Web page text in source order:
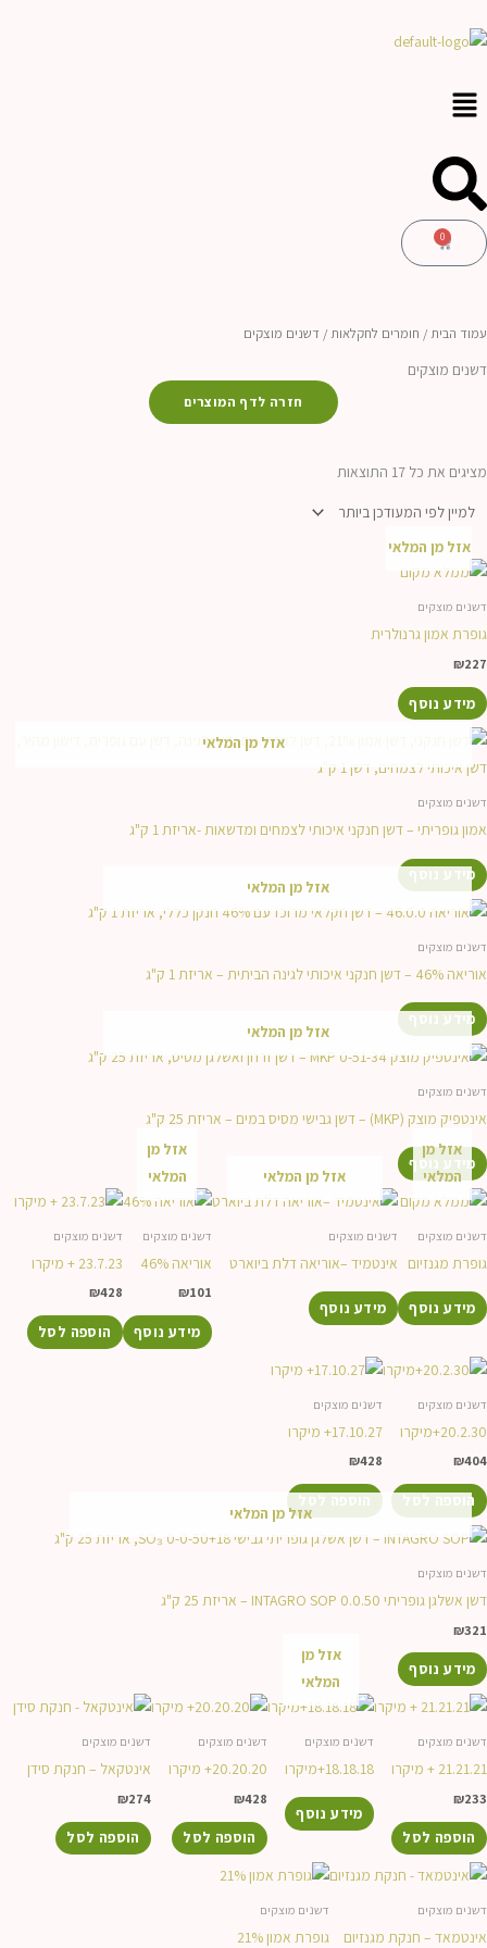
לתוכן
0
עגלת
קניות
עמוד הבית / חומרים לחקלאות / דשנים מוצקים
דשנים מוצקים
חזרה לדף המוצרים
מציגים את כל ⁦17⁩ התוצאות
ביותר
אזל מן המלאי
דשנים מוצקים
גופרת אמון גרנולרית
₪227
מידע נוסף
אזל מן המלאי
דשנים מוצקים
אמון גופריתי – דשן חנקני איכותי לצמחים ומדשאות -אריזת 1 ק"ג
מידע נוסף
אזל מן המלאי
דשנים מוצקים
אוריאה 46% – דשן חנקני איכותי לגינה הביתית – אריזת 1 ק"ג
מידע נוסף
אזל מן המלאי
דשנים מוצקים
אינטפיק מוצק (MKP) – דשן גבישי מסיס במים – אריזת 25 ק"ג
מידע נוסף
אזל מן
המלאי
דשנים מוצקים
גופרת מגנזיום
מידע נוסף
אזל מן המלאי
דשנים מוצקים
אינטמיד –אוריאה דלת ביוארט
מידע נוסף
אזל מן
המלאי
דשנים מוצקים
אוריאה 46%
₪101
מידע נוסף
דשנים מוצקים
23.7.23 + מיקרו
₪428
הוספה לסל
דשנים מוצקים
20.2.30+מיקרו
₪404
הוספה לסל
דשנים מוצקים
17.10.27+ מיקרו
₪428
הוספה לסל
אזל מן המלאי
דשנים מוצקים
דשן אשלגן גופריתי 0.0.50 INTAGRO SOP – אריזת 25 ק"ג
₪321
מידע נוסף
דשנים מוצקים
21.21.21 + מיקרו
₪233
הוספה לסל
אזל מן
המלאי
דשנים מוצקים
18.18.18+מיקרו
מידע נוסף
דשנים מוצקים
20.20.20+ מיקרו
₪428
הוספה לסל
דשנים מוצקים
אינטקאל – חנקת סידן
₪274
הוספה לסל
דשנים מוצקים
אינטמאד – חנקת מגנזיום
דשנים מוצקים
גופרת אמון 21%